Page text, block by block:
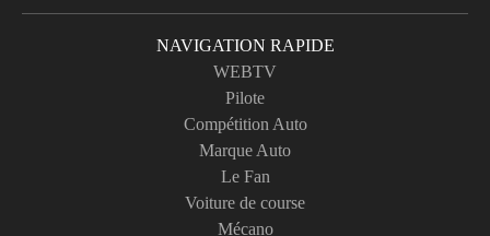
NAVIGATION RAPIDE
WEBTV
Pilote
Compétition Auto
Marque Auto
Le Fan
Voiture de course
Mécano